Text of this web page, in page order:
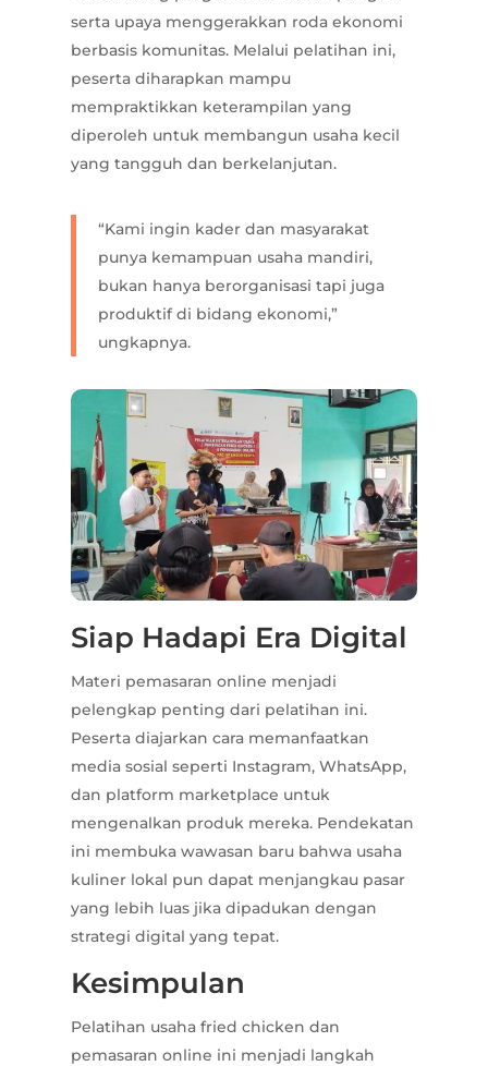
serta upaya menggerakkan roda ekonomi
berbasis komunitas. Melalui pelatihan ini,
peserta diharapkan mampu
mempraktikkan keterampilan yang
diperoleh untuk membangun usaha kecil
yang tangguh dan berkelanjutan.
“Kami ingin kader dan masyarakat
punya kemampuan usaha mandiri,
bukan hanya berorganisasi tapi juga
produktif di bidang ekonomi,”
ungkapnya.
Siap Hadapi Era Digital
Materi pemasaran online menjadi
pelengkap penting dari pelatihan ini.
Peserta diajarkan cara memanfaatkan
media sosial seperti Instagram, WhatsApp,
dan platform marketplace untuk
mengenalkan produk mereka. Pendekatan
ini membuka wawasan baru bahwa usaha
kuliner lokal pun dapat menjangkau pasar
yang lebih luas jika dipadukan dengan
strategi digital yang tepat.
Kesimpulan
Pelatihan usaha fried chicken dan
pemasaran online ini menjadi langkah